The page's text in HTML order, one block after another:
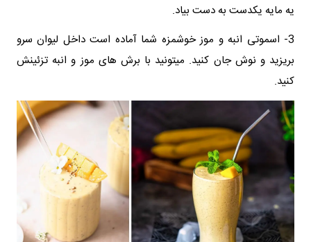
یه مایه یکدست به دست بیاد.
3- اسموتی انبه و موز خوشمزه شما آماده است داخل لیوان سرو
بریزید و نوش جان کنید. میتونید با برش های موز و انبه تزئینش
کنید.